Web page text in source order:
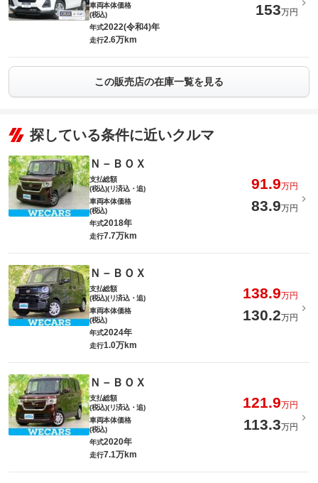
車両本体価格
(税込)
153万円
年式2022(令和4)年
走行2.6万km
この販売店の在庫一覧を見る
探している条件に近いクルマ
Ｎ－ＢＯＸ
支払総額
(税込)(リ済込・追)
91.9万円
車両本体価格
(税込)
83.9万円
年式2018年
走行7.7万km
Ｎ－ＢＯＸ
支払総額
(税込)(リ済込・追)
138.9万円
車両本体価格
(税込)
130.2万円
年式2024年
走行1.0万km
Ｎ－ＢＯＸ
支払総額
(税込)(リ済込・追)
121.9万円
車両本体価格
(税込)
113.3万円
年式2020年
走行7.1万km